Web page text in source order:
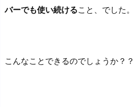
バーでも使い続けること、でした。
こんなことできるのでしょうか？？